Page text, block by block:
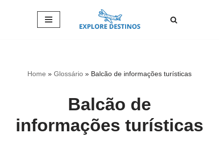
Home » Glossário » Balcão de informações turísticas
Balcão de
informações turísticas